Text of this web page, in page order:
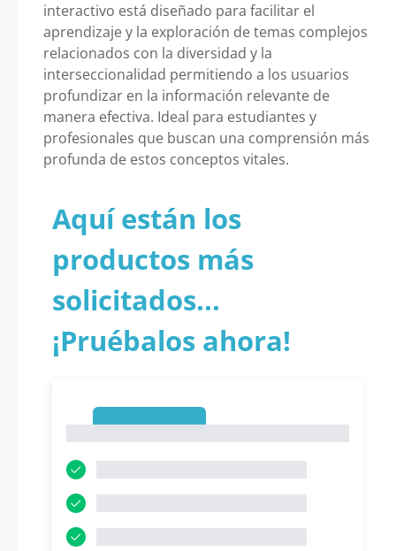
interactivo está diseñado para facilitar el
aprendizaje y la exploración de temas complejos
relacionados con la diversidad y la
interseccionalidad permitiendo a los usuarios
profundizar en la información relevante de
manera efectiva. Ideal para estudiantes y
profesionales que buscan una comprensión más
profunda de estos conceptos vitales.
Aquí están los
productos más
solicitados...
¡Pruébalos ahora!